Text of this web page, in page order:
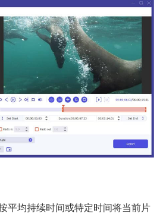
平均持续时间或特定时间将当前片